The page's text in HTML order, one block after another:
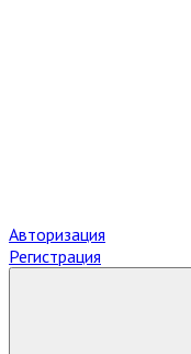
Авторизация
Регистрация